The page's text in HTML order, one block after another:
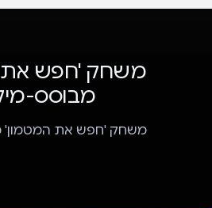
משחק 'חפש את
מבוסס-
משחק 'חפש את המטמון'